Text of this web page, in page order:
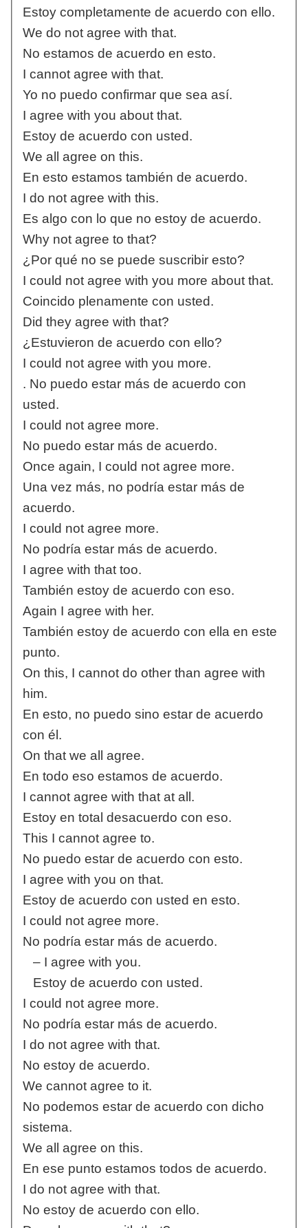
Estoy completamente de acuerdo con ello.
We do not agree with that.
No estamos de acuerdo en esto.
I cannot agree with that.
Yo no puedo confirmar que sea así.
I agree with you about that.
Estoy de acuerdo con usted.
We all agree on this.
En esto estamos también de acuerdo.
I do not agree with this.
Es algo con lo que no estoy de acuerdo.
Why not agree to that?
¿Por qué no se puede suscribir esto?
I could not agree with you more about that.
Coincido plenamente con usted.
Did they agree with that?
¿Estuvieron de acuerdo con ello?
I could not agree with you more.
. No puedo estar más de acuerdo con
usted.
I could not agree more.
No puedo estar más de acuerdo.
Once again, I could not agree more.
Una vez más, no podría estar más de
acuerdo.
I could not agree more.
No podría estar más de acuerdo.
I agree with that too.
También estoy de acuerdo con eso.
Again I agree with her.
También estoy de acuerdo con ella en este
punto.
On this, I cannot do other than agree with
him.
En esto, no puedo sino estar de acuerdo
con él.
On that we all agree.
En todo eso estamos de acuerdo.
I cannot agree with that at all.
Estoy en total desacuerdo con eso.
This I cannot agree to.
No puedo estar de acuerdo con esto.
I agree with you on that.
Estoy de acuerdo con usted en esto.
I could not agree more.
No podría estar más de acuerdo.
– I agree with you.
Estoy de acuerdo con usted.
I could not agree more.
No podría estar más de acuerdo.
I do not agree with that.
No estoy de acuerdo.
We cannot agree to it.
No podemos estar de acuerdo con dicho
sistema.
We all agree on this.
En ese punto estamos todos de acuerdo.
I do not agree with that.
No estoy de acuerdo con ello.